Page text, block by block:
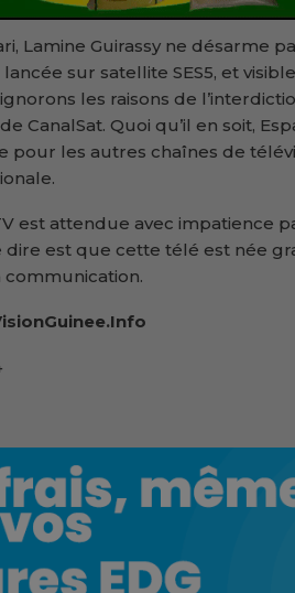
Lamine Guirassy ne désarme
lancée sur satellite SES5, et
les raisons de
CanalSat. Quoi qu’il en soit,
pour les autres chaînes de
est attendue avec impatience
dire est que cette télé est née